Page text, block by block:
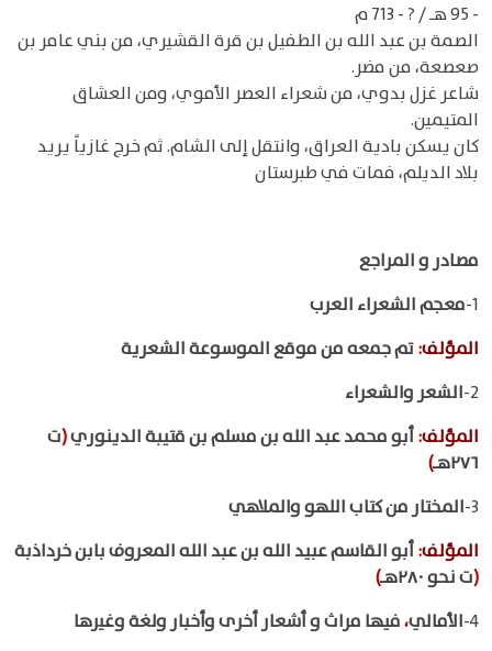
- 95 هـ / ? - 713 م
الصمة بن عبد الله بن الطفيل بن قرة القشيري، من بني عامر بن
صعصعة، من مضر.
شاعر غزل بدوي، من شعراء العصر الأموي، ومن العشاق
المتيمين.
كان يسكن بادية العراق، وانتقل إلى الشام. ثم خرج غازياً يريد
بلاد الديلم، فمات في طبرستان
مصادر و المراجع
1- معجم الشعراء العرب
المؤلف:تم جمعه من موقع الموسوعة الشعرية
2- الشعر والشعراء
المؤلف:أبو محمد عبد الله بن مسلم بن قتيبة الدينوري(ت
٢٧٦هـ
)
3- المختار من كتاب اللهو والملاهي
المؤلف:أبو القاسم عبيد الله بن عبد الله المعروف بابن خرداذبة
(ت نحو ٢٨٠هـ
)
4- الأمالي،فيها مراث و أشعار أخرى وأخبار ولغة وغيرها